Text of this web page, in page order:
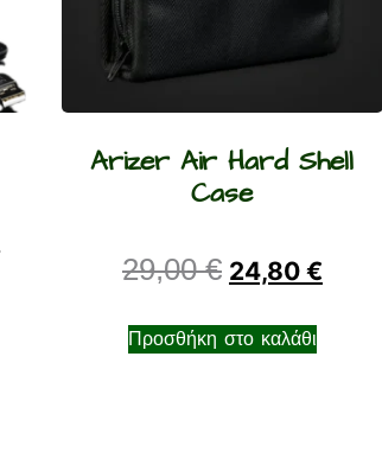
Arizer Air Hard Shell
Case
29,00€ 24,80 €
Προσθήκη στο καλάθι